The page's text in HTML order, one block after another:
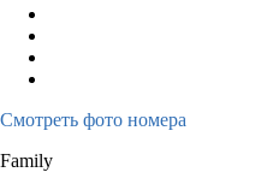
Смотреть фото номера
Family